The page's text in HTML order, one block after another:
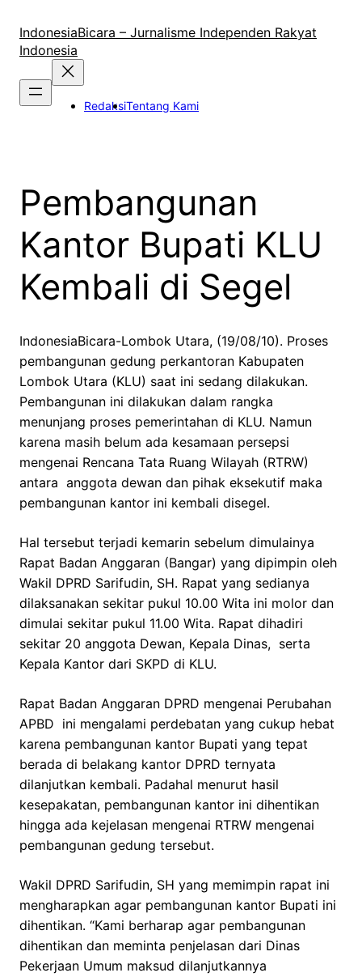
konten
IndonesiaBicara – Jurnalisme Independen Rakyat
Indonesia
RedaksiTentang Kami
Pembangunan
Kantor Bupati KLU
Kembali di Segel
IndonesiaBicara-Lombok Utara, (19/08/10). Proses
pembangunan gedung perkantoran Kabupaten
Lombok Utara (KLU) saat ini sedang dilakukan.
Pembangunan ini dilakukan dalam rangka
menunjang proses pemerintahan di KLU. Namun
karena masih belum ada kesamaan persepsi
mengenai Rencana Tata Ruang Wilayah (RTRW)
antara anggota dewan dan pihak eksekutif maka
pembangunan kantor ini kembali disegel.
Hal tersebut terjadi kemarin sebelum dimulainya
Rapat Badan Anggaran (Bangar) yang dipimpin oleh
Wakil DPRD Sarifudin, SH. Rapat yang sedianya
dilaksanakan sekitar pukul 10.00 Wita ini molor dan
dimulai sekitar pukul 11.00 Wita. Rapat dihadiri
sekitar 20 anggota Dewan, Kepala Dinas, serta
Kepala Kantor dari SKPD di KLU.
Rapat Badan Anggaran DPRD mengenai Perubahan
APBD ini mengalami perdebatan yang cukup hebat
karena pembangunan kantor Bupati yang tepat
berada di belakang kantor DPRD ternyata
dilanjutkan kembali. Padahal menurut hasil
kesepakatan, pembangunan kantor ini dihentikan
hingga ada kejelasan mengenai RTRW mengenai
pembangunan gedung tersebut.
Wakil DPRD Sarifudin, SH yang memimpin rapat ini
mengharapkan agar pembangunan kantor Bupati ini
dihentikan. “Kami berharap agar pembangunan
dihentikan dan meminta penjelasan dari Dinas
Pekerjaan Umum maksud dilanjutkannya